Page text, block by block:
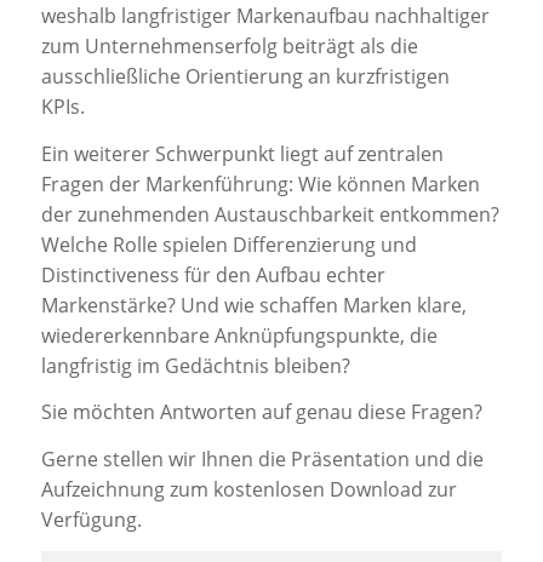
weshalb langfristiger Markenaufbau nachhaltiger
zum Unternehmenserfolg beiträgt als die
ausschließliche Orientierung an kurzfristigen
KPIs.
Ein weiterer Schwerpunkt liegt auf zentralen
Fragen der Markenführung: Wie können Marken
der zunehmenden Austauschbarkeit entkommen?
Welche Rolle spielen Differenzierung und
Distinctiveness für den Aufbau echter
Markenstärke? Und wie schaffen Marken klare,
wiedererkennbare Anknüpfungspunkte, die
langfristig im Gedächtnis bleiben?
Sie möchten Antworten auf genau diese Fragen?
Gerne stellen wir Ihnen die Präsentation und die
Aufzeichnung zum kostenlosen Download zur
Verfügung.